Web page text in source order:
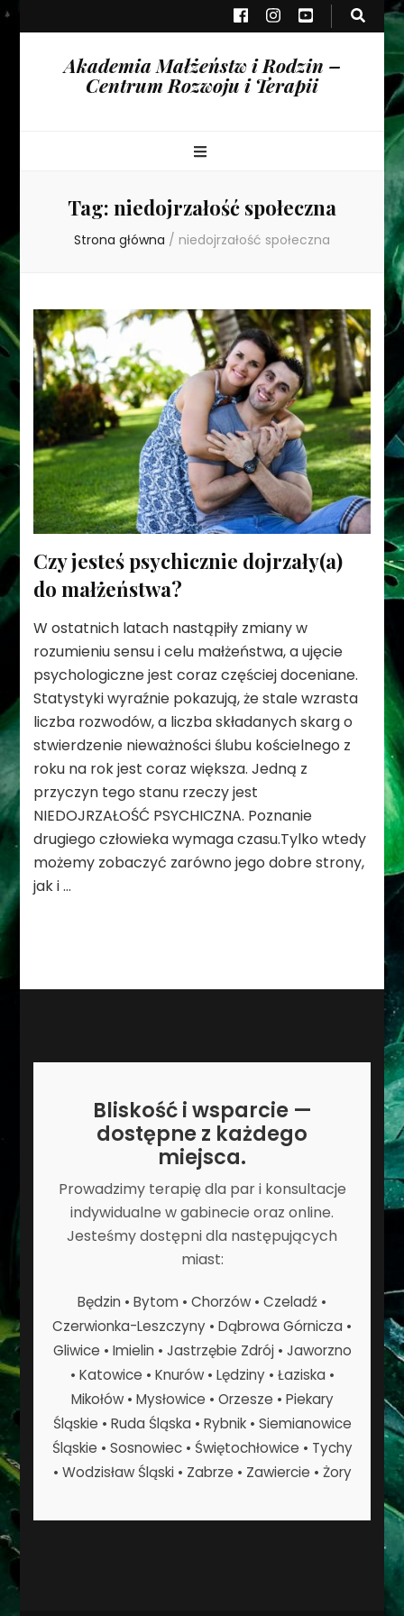
Akademia Małżeństw i Rodzin –
Centrum Rozwoju i Terapii
Tag: niedojrzałość społeczna
Strona główna / niedojrzałość społeczna
Czy jesteś psychicznie dojrzały(a)
do małżeństwa?
W ostatnich latach nastąpiły zmiany w
rozumieniu sensu i celu małżeństwa, a ujęcie
psychologiczne jest coraz częściej doceniane.
Statystyki wyraźnie pokazują, że stale wzrasta
liczba rozwodów, a liczba składanych skarg o
stwierdzenie nieważności ślubu kościelnego z
roku na rok jest coraz większa. Jedną z
przyczyn tego stanu rzeczy jest
NIEDOJRZAŁOŚĆ PSYCHICZNA. Poznanie
drugiego człowieka wymaga czasu.Tylko wtedy
możemy zobaczyć zarówno jego dobre strony,
jak i …
Bliskość i wsparcie —
dostępne z każdego
miejsca.
Prowadzimy terapię dla par i konsultacje
indywidualne w gabinecie oraz online.
Jesteśmy dostępni dla następujących
miast:
Będzin • Bytom • Chorzów • Czeladź •
Czerwionka-Leszczyny • Dąbrowa Górnicza •
Gliwice • Imielin • Jastrzębie Zdrój • Jaworzno
• Katowice • Knurów • Lędziny • Łaziska •
Mikołów • Mysłowice • Orzesze • Piekary
Śląskie • Ruda Śląska • Rybnik • Siemianowice
Śląskie • Sosnowiec • Świętochłowice • Tychy
• Wodzisław Śląski • Zabrze • Zawiercie • Żory